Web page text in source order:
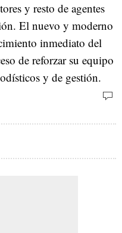
y resto de agentes
El nuevo y moderno
inmediato del
de reforzar su equipo
y de gestión.